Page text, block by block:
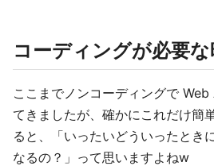
コーディングが必要
ここまでノンコーディングで
てきましたが、確かにこれだけ簡
ると、「いったいどういったとき
なるの？」って思いますよねw